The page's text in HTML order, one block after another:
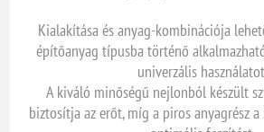
Kialakítása és anyag-kombinációja
építőanyag típusba történő
univerzális
A kiváló minőségű nejlonból készült
biztosítja az erőt, míg a piros anyagrész